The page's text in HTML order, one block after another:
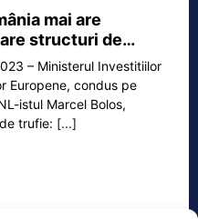
mai are
structuri de…
– Ministerul Investitiilor
Europene, condus pe
istul Marcel Bolos,
trufie: [...]